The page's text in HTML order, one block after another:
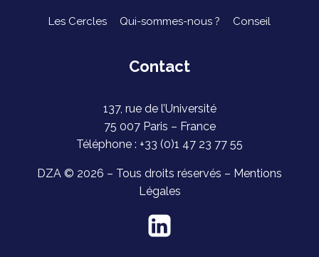
Les Cercles Qui-sommes-nous ? Conseil
Contact
137, rue de l’Université
75 007 Paris – France
Téléphone : +33 (0)1 47 23 77 55
DZA © 2026 – Tous droits réservés – Mentions
Légales